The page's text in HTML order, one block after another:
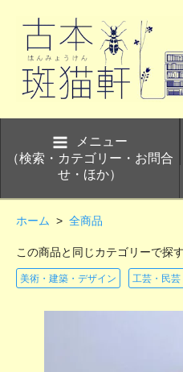
メニュー
（検索・カテゴリー・お問合
せ・ほか）
ホーム > 全商品
この商品と同じカテゴリーで探す
美術・建築・デザイン 工芸・民芸